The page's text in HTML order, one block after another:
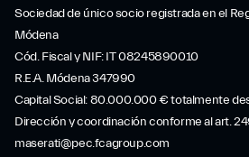
Sociedad de único socio registrada en el
Módena
Cód. Fiscal y NIF: IT 08245890010
R.E.A. Módena 347990
Capital Social: 80.000.000 € totalmente
Dirección y coordinación conforme al art.
maserati@pec.fcagroup.com